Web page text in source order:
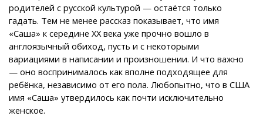
родителей с русской культурой — остаётся только
гадать. Тем не менее рассказ показывает, что имя
«Саша» к середине XX века уже прочно вошло в
англоязычный обиход, пусть и с некоторыми
вариациями в написании и произношении. И что важно
— оно воспринималось как вполне подходящее для
ребёнка, независимо от его пола. Любопытно, что в США
имя «Саша» утвердилось как почти исключительно
женское.